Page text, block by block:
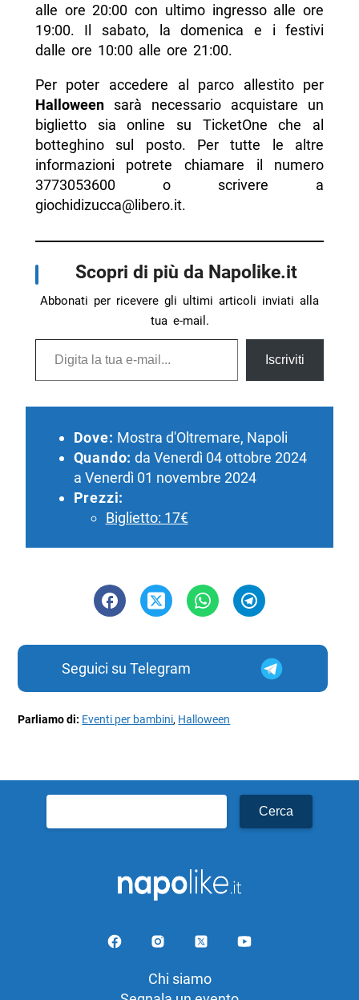
alle ore 20:00 con ultimo ingresso alle ore
19:00. Il sabato, la domenica e i festivi
dalle ore 10:00 alle ore 21:00.
Per poter accedere al parco allestito per
Halloween sarà necessario acquistare un
biglietto sia online su TicketOne che al
botteghino sul posto. Per tutte le altre
informazioni potrete chiamare il numero
3773053600 o scrivere a
giochidizucca@libero.it.
Scopri di più da Napolike.it
Abbonati per ricevere gli ultimi articoli inviati alla
tua e-mail.
Digita la tua e-mail...
Iscriviti
Dove: Mostra d'Oltremare, Napoli
Quando: da Venerdì 04 ottobre 2024
a Venerdì 01 novembre 2024
Prezzi:
Biglietto: 17€
Seguici su Telegram
Parliamo di: Eventi per bambini, Halloween
per:
Chi siamo